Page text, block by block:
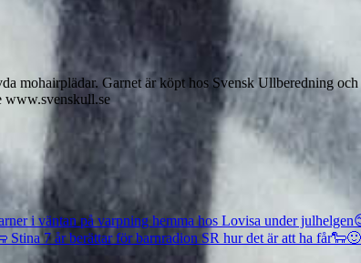
mohairplädar. Garnet är köpt hos Svensk Ullberedning
www.svenskull.se